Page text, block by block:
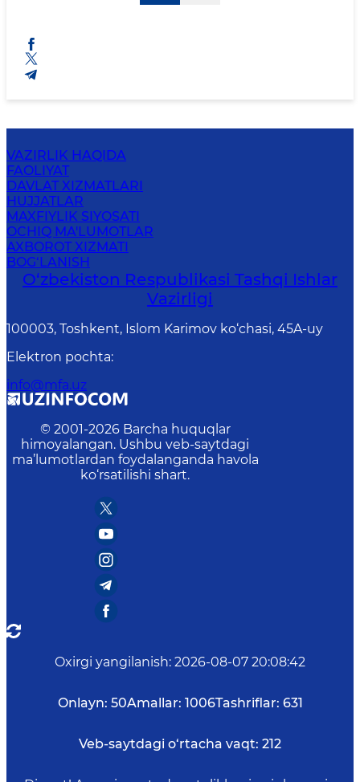
VAZIRLIK HAQIDA
FAOLIYAT
DAVLAT XIZMATLARI
HUJJATLAR
MAXFIYLIK SIYOSATI
OCHIQ MA'LUMOTLAR
AXBOROT XIZMATI
BOG‘LANISH
O‘zbеkistоn Rеspublikаsi Tashqi Ishlаr
Vаzirligi
100003, Toshkent, Islom Karimov ko‘chasi, 45A-uy
Elektron pochta:
info@mfa.uz
© 2001-2026 Barcha huquqlar
himoyalangan. Ushbu veb-saytdagi
ma’lumotlardan foydalanganda havola
ko‘rsatilishi shart.
Oxirgi yangilanish: 2026-08-07 20:08:42
Onlayn: 50Amallar: 1006Tashriflar: 631
Veb-saytdagi o‘rtacha vaqt: 212